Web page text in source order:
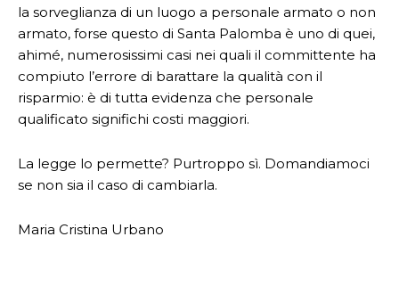
la sorveglianza di un luogo a personale armato o non
armato, forse questo di Santa Palomba è uno di quei,
ahimé, numerosissimi casi nei quali il committente ha
compiuto l’errore di barattare la qualità con il
risparmio: è di tutta evidenza che personale
qualificato significhi costi maggiori.
La legge lo permette? Purtroppo sì. Domandiamoci
se non sia il caso di cambiarla.
Maria Cristina Urbano